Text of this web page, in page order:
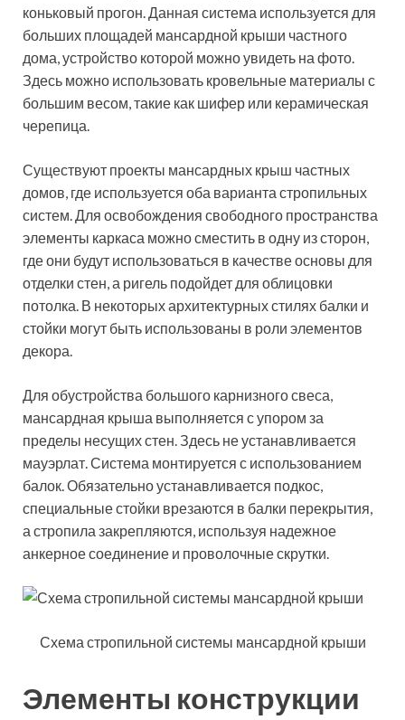
коньковый прогон. Данная система используется для
больших площадей мансардной крыши частного
дома, устройство которой можно увидеть на фото.
Здесь можно использовать кровельные материалы с
большим весом, такие как шифер или керамическая
черепица.
Существуют проекты мансардных крыш частных
домов, где используется оба варианта стропильных
систем. Для освобождения свободного пространства
элементы каркаса можно сместить в одну из сторон,
где они будут использоваться в качестве основы для
отделки стен, а ригель подойдет для облицовки
потолка. В некоторых архитектурных стилях балки и
стойки могут быть использованы в роли элементов
декора.
Для обустройства большого карнизного свеса,
мансардная крыша выполняется с упором за
пределы несущих стен. Здесь не устанавливается
мауэрлат. Система монтируется с использованием
балок. Обязательно устанавливается подкос,
специальные стойки врезаются в балки перекрытия,
а стропила закрепляются, используя надежное
анкерное соединение и проволочные скрутки.
Схема стропильной системы мансардной крыши
Элементы конструкции